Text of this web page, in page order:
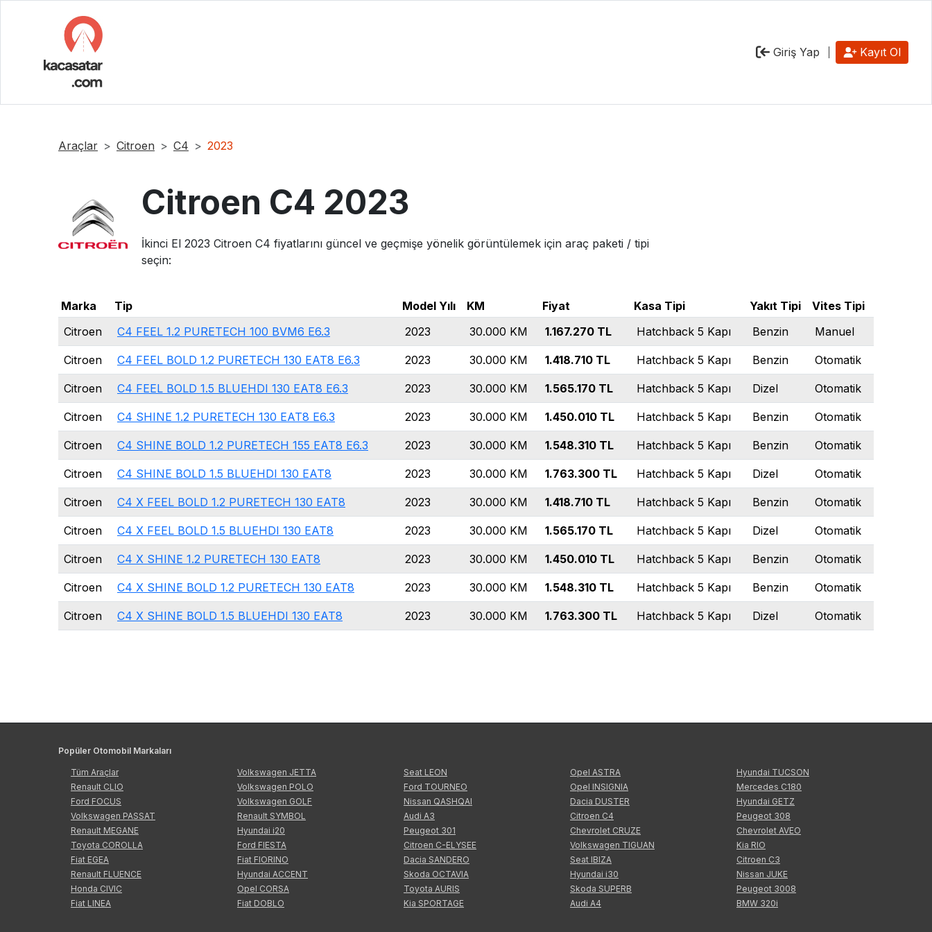
Giriş Yap Kayıt Ol
Araçlar Citroen C4 2023
Citroen C4 2023
İkinci El 2023 Citroen C4 fiyatlarını güncel ve geçmişe yönelik görüntülemek için araç paketi / tipi
seçin:
Marka Tip Model Yılı KM Fiyat Kasa Tipi Yakıt Tipi
Vites Tipi
Citroen
C4 FEEL 1.2 PURETECH 100 BVM6 E6.3 2023 30.000 KM 1.167.270 TL Hatchback 5 Kapı Benzin Manuel
Citroen C4 FEEL BOLD 1.2 PURETECH 130 EAT8 E6.3 2023 30.000 KM 1.418.710 TL Hatchback 5 Kapı Benzin Otomatik
Citroen C4 FEEL BOLD 1.5 BLUEHDI 130 EAT8 E6.3 2023 30.000 KM 1.565.170 TL Hatchback 5 Kapı Dizel Otomatik
Citroen C4 SHINE 1.2 PURETECH 130 EAT8 E6.3 2023 30.000 KM 1.450.010 TL Hatchback 5 Kapı Benzin Otomatik
Citroen C4 SHINE BOLD 1.2 PURETECH 155 EAT8 E6.3 2023 30.000 KM 1.548.310 TL Hatchback 5 Kapı Benzin Otomatik
Citroen C4 SHINE BOLD 1.5 BLUEHDI 130 EAT8 2023 30.000 KM 1.763.300 TL Hatchback 5 Kapı Dizel Otomatik
Citroen C4 X FEEL BOLD 1.2 PURETECH 130 EAT8 2023 30.000 KM 1.418.710 TL Hatchback 5 Kapı Benzin Otomatik
Citroen C4 X FEEL BOLD 1.5 BLUEHDI 130 EAT8 2023 30.000 KM 1.565.170 TL Hatchback 5 Kapı Dizel Otomatik
Citroen C4 X SHINE 1.2 PURETECH 130 EAT8 2023 30.000 KM 1.450.010 TL Hatchback 5 Kapı Benzin Otomatik
Citroen C4 X SHINE BOLD 1.2 PURETECH 130 EAT8 2023 30.000 KM 1.548.310 TL Hatchback 5 Kapı Benzin Otomatik
Citroen C4 X SHINE BOLD 1.5 BLUEHDI 130 EAT8 2023 30.000 KM 1.763.300 TL Hatchback 5 Kapı Dizel Otomatik
Popüler Otomobil Markaları
Tüm Araçlar
Renault CLIO
Ford FOCUS
Volkswagen PASSAT
Renault MEGANE
Toyota COROLLA
Fiat EGEA
Renault FLUENCE
Honda CIVIC
Fiat LINEA
Volkswagen JETTA
Volkswagen POLO
Volkswagen GOLF
Renault SYMBOL
Hyundai i20
Ford FIESTA
Fiat FIORINO
Hyundai ACCENT
Opel CORSA
Fiat DOBLO
Seat LEON
Ford TOURNEO
Nissan QASHQAI
Audi A3
Peugeot 301
Citroen C-ELYSEE
Dacia SANDERO
Skoda OCTAVIA
Toyota AURIS
Kia SPORTAGE
Opel ASTRA
Opel INSIGNIA
Dacia DUSTER
Citroen C4
Chevrolet CRUZE
Volkswagen TIGUAN
Seat IBIZA
Hyundai i30
Skoda SUPERB
Audi A4
Hyundai TUCSON
Mercedes C180
Hyundai GETZ
Peugeot 308
Chevrolet AVEO
Kia RIO
Citroen C3
Nissan JUKE
Peugeot 3008
BMW 320i